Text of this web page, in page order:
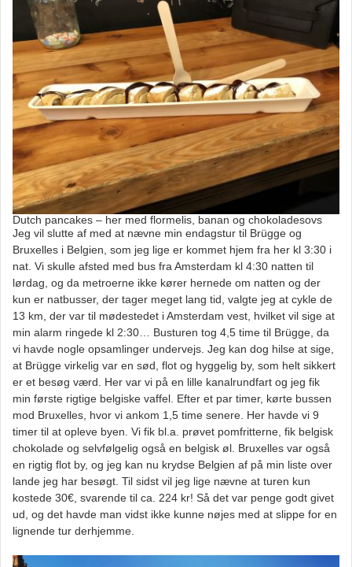
Dutch pancakes – her med flormelis, banan og chokoladesovs
Jeg vil slutte af med at nævne min endagstur til Brügge og
Bruxelles i Belgien, som jeg lige er kommet hjem fra her kl 3:30 i
nat. Vi skulle afsted med bus fra Amsterdam kl 4:30 natten til
lørdag, og da metroerne ikke kører hernede om natten og der
kun er natbusser, der tager meget lang tid, valgte jeg at cykle de
13 km, der var til mødestedet i Amsterdam vest, hvilket vil sige at
min alarm ringede kl 2:30… Busturen tog 4,5 time til Brügge, da
vi havde nogle opsamlinger undervejs. Jeg kan dog hilse at sige,
at Brügge virkelig var en sød, flot og hyggelig by, som helt sikkert
er et besøg værd. Her var vi på en lille kanalrundfart og jeg fik
min første rigtige belgiske vaffel. Efter et par timer, kørte bussen
mod Bruxelles, hvor vi ankom 1,5 time senere. Her havde vi 9
timer til at opleve byen. Vi fik bl.a. prøvet pomfritterne, fik belgisk
chokolade og selvfølgelig også en belgisk øl. Bruxelles var også
en rigtig flot by, og jeg kan nu krydse Belgien af på min liste over
lande jeg har besøgt. Til sidst vil jeg lige nævne at turen kun
kostede 30€, svarende til ca. 224 kr! Så det var penge godt givet
ud, og det havde man vidst ikke kunne nøjes med at slippe for en
lignende tur derhjemme.